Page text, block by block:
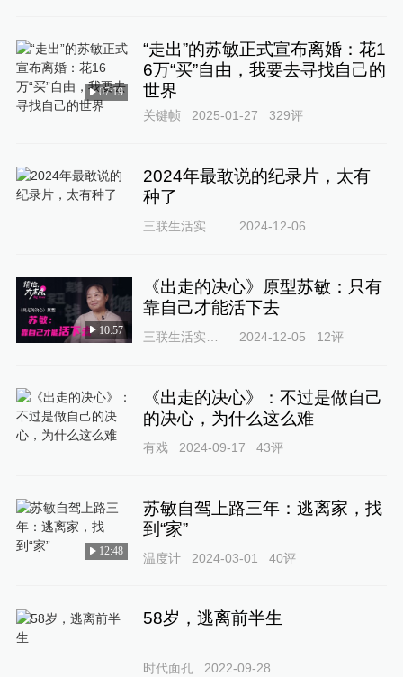
07:19
“走出”的苏敏正式宣布离婚：花1
6万“买”自由，我要去寻找自己的
世界
关键帧 2025-01-27 329评
2024年最敢说的纪录片，太有
种了
2024-12-06
10:57
《出走的决心》原型苏敏：只有
靠自己才能活下去
2024-12-05 12评
《出走的决心》：不过是做自己
的决心，为什么这么难
有戏 2024-09-17 43评
12:48
苏敏自驾上路三年：逃离家，找
到“家”
温度计 2024-03-01 40评
58岁，逃离前半生
时代面孔 2022-09-28